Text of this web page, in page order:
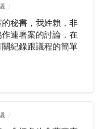
秘書，我姓賴，非
連署案的討論，在
紀錄跟議程的簡單